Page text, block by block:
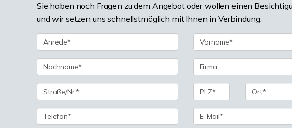
Sie haben noch Fragen zu dem Angebot oder wollen einen
und wir setzen uns schnellstmöglich mit Ihnen in Verbindung.